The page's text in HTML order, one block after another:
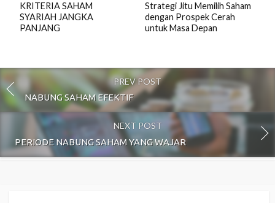
KRITERIA SAHAM
SYARIAH JANGKA
PANJANG
Strategi Jitu Memilih Saham
dengan Prospek Cerah
untuk Masa Depan
PREV POST
NABUNG SAHAM EFEKTIF
NEXT POST
PERIODE NABUNG SAHAM YANG WAJAR